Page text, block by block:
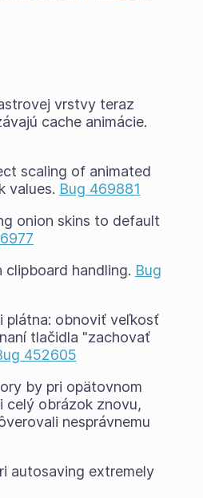
vrstvy teraz
cache animácie.
scaling of animated
values. Bug 469881
onion skins to default
clipboard handling. Bug
plátna: obnoviť veľkosť
tlačidla "zachovať
452605
by pri opätovnom
celý obrázok znovu,
nesprávnemu
autosaving extremely